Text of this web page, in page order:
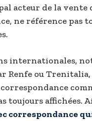
acteur de la vente
ne référence pas
internationales,
Renfe ou Trenitalia,
toujours affichées.
correspondance